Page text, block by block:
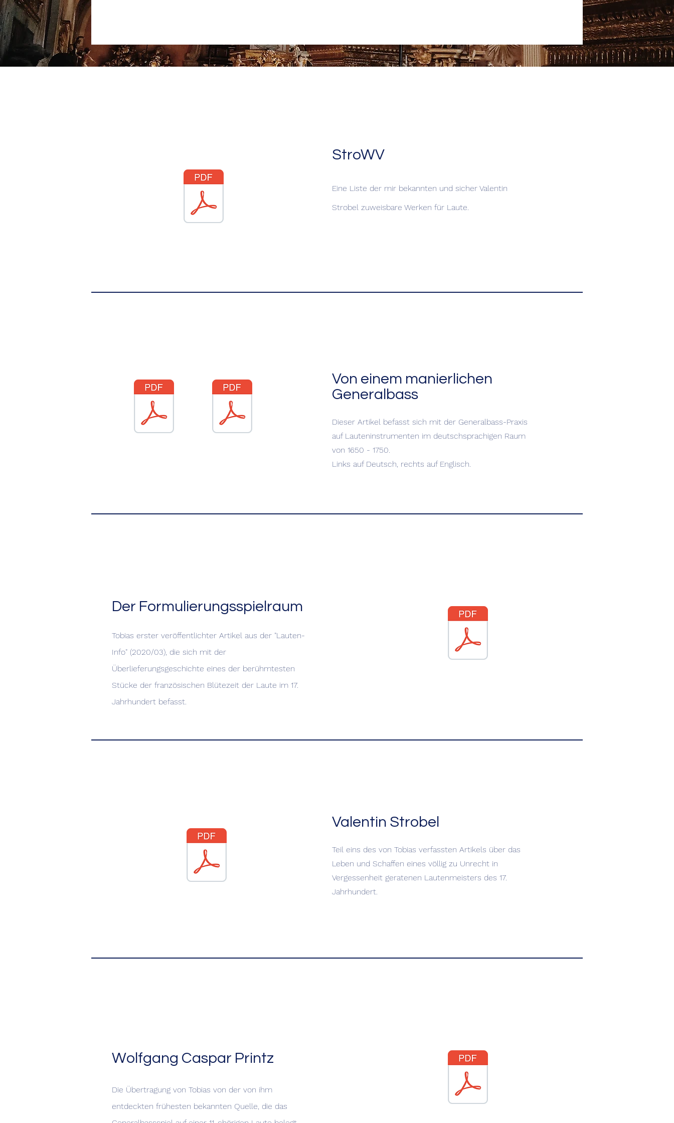
StroWV
Eine Liste der mir bekannten und sicher Valentin
Strobel zuweisbare Werken für Laute.
Von einem manierlichen
Generalbass
Dieser Artikel befasst sich mit der Generalbass-Praxis
auf Lauteninstrumenten im deutschsprachigen Raum
von 1650 - 1750.
Links auf Deutsch, rechts auf Englisch.
Der Formulierungsspielraum
Tobias erster veröffentlichter Artikel aus der "Lauten-
Info" (2020/03), die sich mit der
Überlieferungsgeschichte eines der berühmtesten
Stücke der französischen Blütezeit der Laute im 17.
Jahrhundert befasst.
Valentin Strobel
Teil eins des von Tobias verfassten Artikels über das
Leben und Schaffen eines völlig zu Unrecht in
Vergessenheit geratenen Lautenmeisters des 17.
Jahrhundert.
Wolfgang Caspar Printz
Die Übertragung von Tobias von der von ihm
entdeckten frühesten bekannten Quelle, die das